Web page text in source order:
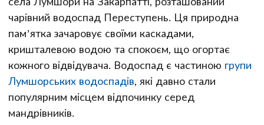
чарівний водоспад Переступень. Ця природна
пам’ятка зачаровує своїми каскадами,
кришталевою водою та спокоєм, що огортає
кожного відвідувача. Водоспад є частиною групи
Лумшорських водоспадів, які давно стали
популярним місцем відпочинку серед
мандрівників.